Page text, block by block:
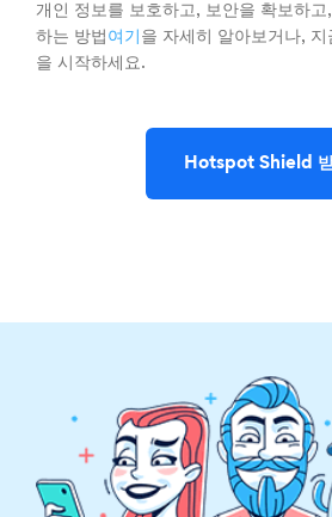
개인 정보를 보호하고, 보안을 확보하고
하는 방법 여기 을 자세히 알아보거나,
을 시작하세요.
Hotspot Shield 받